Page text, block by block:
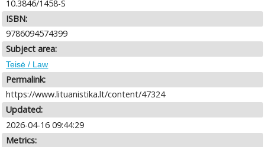
10.3846/1458-S
ISBN:
9786094574399
Subject area:
Teisė / Law
Permalink:
https://www.lituanistika.lt/content/47324
Updated:
2026-04-16 09:44:29
Metrics: